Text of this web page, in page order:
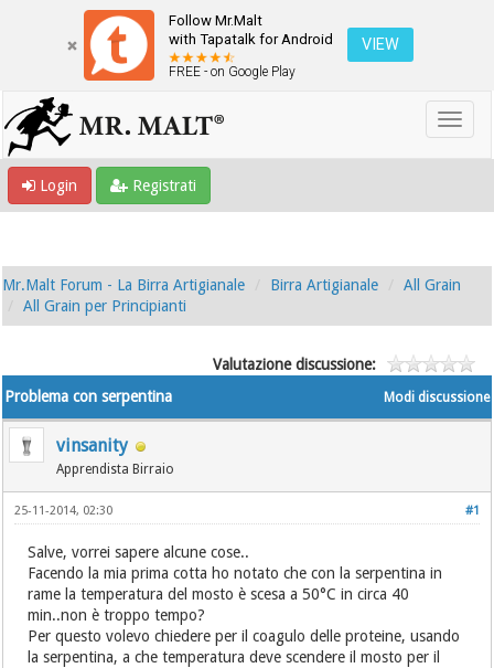
Follow Mr.Malt
with Tapatalk for Android
FREE - on Google Play
VIEW
Login Registrati
Mr.Malt Forum - La Birra Artigianale Birra Artigianale
All Grain
All Grain per Principianti
Valutazione discussione:
Modi discussione
Problema con serpentina
vinsanity
Apprendista Birraio
#1
25-11-2014, 02:30
Salve, vorrei sapere alcune cose..
Facendo la mia prima cotta ho notato che con la serpentina in
rame la temperatura del mosto è scesa a 50°C in circa 40
min..non è troppo tempo?
Per questo volevo chiedere per il coagulo delle proteine, usando
la serpentina, a che temperatura deve scendere il mosto per il